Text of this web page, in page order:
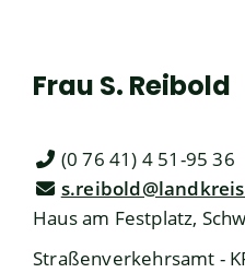
Frau S. Reibold
(0 76 41) 4 51-95 36
Haus am Festplatz,
Straßenverkehrsamt -